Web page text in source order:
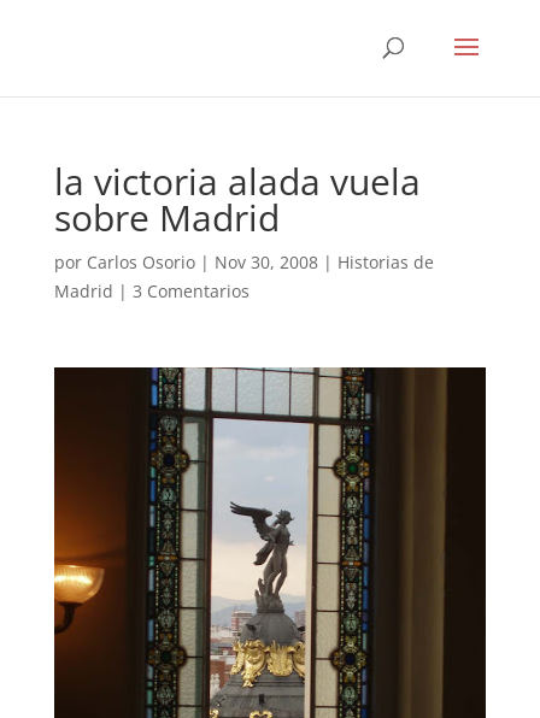
la victoria alada vuela
sobre Madrid
por Carlos Osorio| Nov 30, 2008| Historias de
Madrid | 3 Comentarios